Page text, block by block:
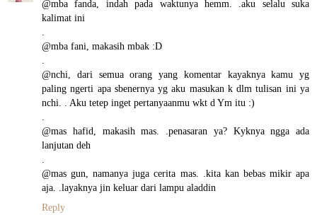
@mba fanda, indah pada waktunya hemm. .aku selalu suka
kalimat ini
.
@mba fani, makasih mbak :D
.
@nchi, dari semua orang yang komentar kayaknya kamu yg
paling ngerti apa sbenernya yg aku masukan k dlm tulisan ini ya
nchi. . Aku tetep inget pertanyaanmu wkt d Ym itu :)
.
@mas hafid, makasih mas. .penasaran ya? Kyknya ngga ada
lanjutan deh
.
@mas gun, namanya juga cerita mas. .kita kan bebas mikir apa
aja. .layaknya jin keluar dari lampu aladdin
Reply